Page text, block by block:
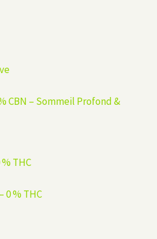
CBN – Sommeil Profond &
0 % THC